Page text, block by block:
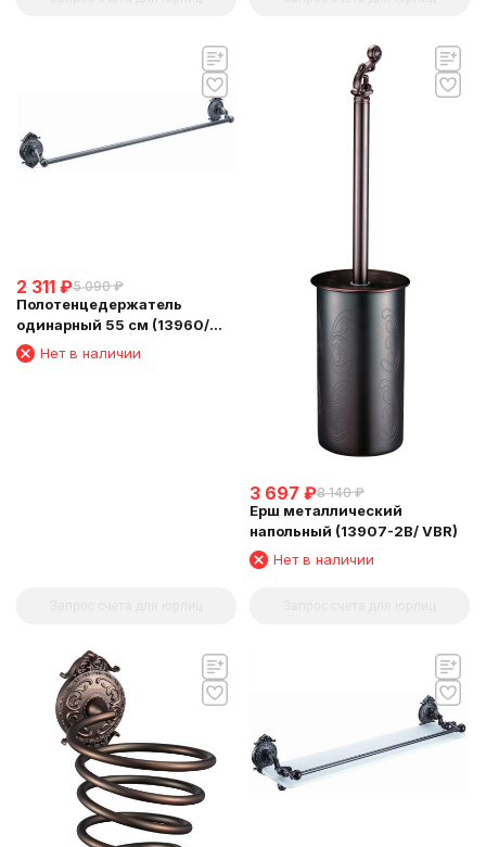
2 311 ₽5 090 ₽
Полотенцедержатель
одинарный 55 см (13960/
VBR)Нет в наличии
3 697 ₽8 140 ₽
Ерш металлический
напольный (13907-2B/ VBR)
Нет в наличии